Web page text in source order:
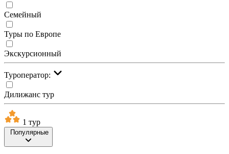
Семейный
Туры по Европе
Экскурсионный
Туроператор:
Дилижанс тур
1 тур
Популярные